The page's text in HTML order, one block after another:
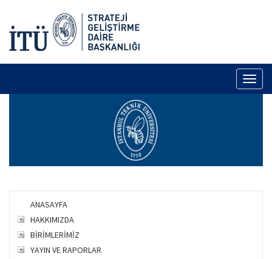
ANASAYFA
HAKKIMIZDA
BİRİMLERİMİZ
YAYIN VE RAPORLAR